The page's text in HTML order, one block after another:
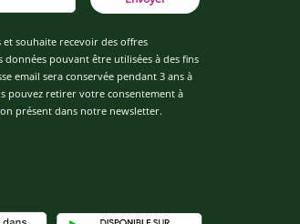
et souhaite recevoir des offres
données pouvant être utilisées à des fins
email sera conservée pendant 3 ans à
pouvez retirer votre consentement à
présent dans notre newsletter.